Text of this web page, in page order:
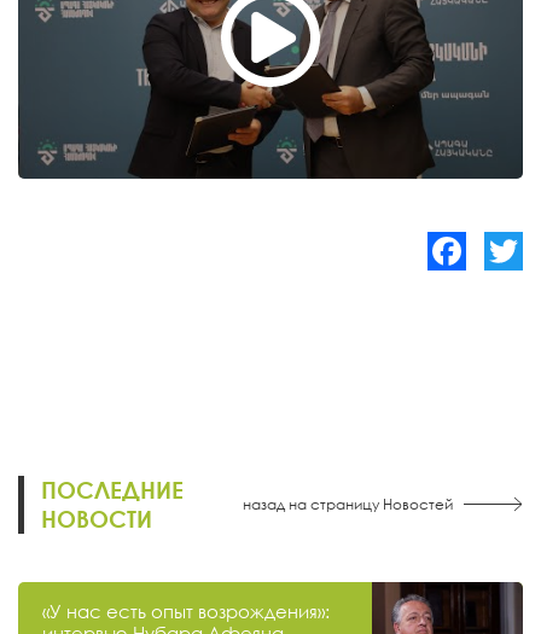
ПОСЛЕДНИЕ
НОВОСТИ
назад на страницу Новостей
«У нас есть опыт возрождения»: